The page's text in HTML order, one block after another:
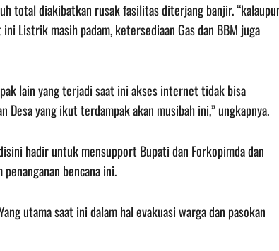
total diakibatkan rusak fasilitas diterjang banjir.
Listrik masih padam, ketersediaan Gas dan BBM juga
lain yang terjadi saat ini akses internet tidak bisa
yang ikut terdampak akan musibah ini,” ungkapnya.
hadir untuk mensupport Bupati dan Forkopimda dan
bencana ini.
utama saat ini dalam hal evakuasi warga dan pasokan